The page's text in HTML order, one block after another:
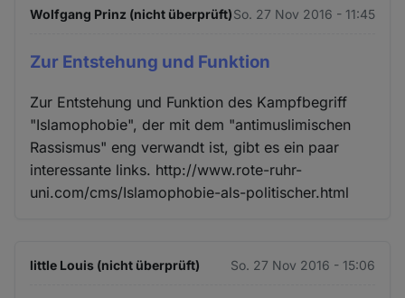
Wolfgang Prinz (nicht überprüft)So. 27 Nov 2016 - 11:45
Zur Entstehung und Funktion
Zur Entstehung und Funktion des Kampfbegriff
"Islamophobie", der mit dem "antimuslimischen
Rassismus" eng verwandt ist, gibt es ein paar
interessante links. http://www.rote-ruhr-
uni.com/cms/Islamophobie-als-politischer.html
little Louis (nicht überprüft) So. 27 Nov 2016 - 15:06